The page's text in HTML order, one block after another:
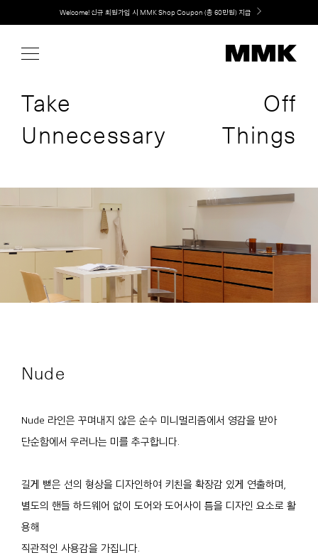
content
취향대로 완성하는 커스텀 아일랜드 키친, MMK The Island 출시
Take
Unnecessary
Off
Things
Nude
Nude 라인은 꾸며내지 않은 순수 미니멀리즘에서 영감을 받아
단순함에서 우러나는 미를 추구합니다.
길게 뻗은 선의 형상을 디자인하여 키친을 확장감 있게 연출하며,
별도의 핸들 하드웨어 없이 도어와 도어사이 틈을 디자인 요소로 활
용해
직관적인 사용감을 가집니다.